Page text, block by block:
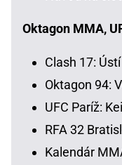
Oktagon MMA,
Clash 17:
Oktagon 94:
UFC Paríž:
RFA 32
Kalendár